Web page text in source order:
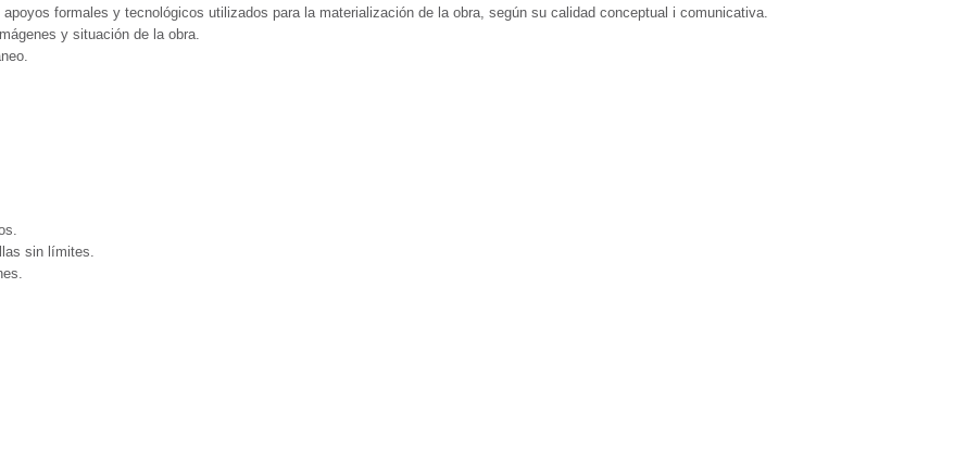
formales y tecnológicos utilizados para la materialización de la obra, según su calidad conceptual i comunicativa.
y situación de la obra.
sin límites.